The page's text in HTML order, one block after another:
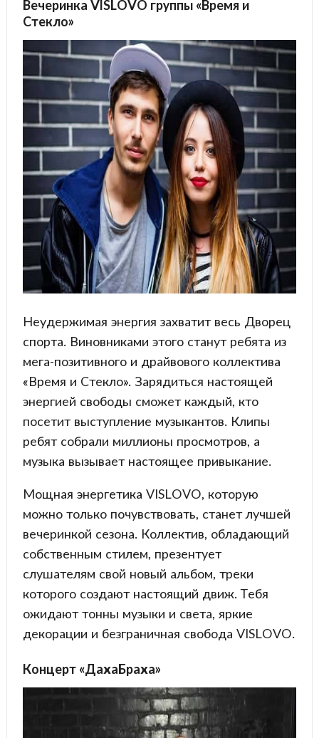
Вечеринка VISLOVO группы «Время и
Стекло»
Неудержимая энергия захватит весь Дворец
спорта. Виновниками этого станут ребята из
мега-позитивного и драйвового коллектива
«Время и Стекло». Зарядиться настоящей
энергией свободы сможет каждый, кто
посетит выступление музыкантов. Клипы
ребят собрали миллионы просмотров, а
музыка вызывает настоящее привыкание.
Мощная энергетика VISLOVO, которую
можно только почувствовать, станет лучшей
вечеринкой сезона. Коллектив, обладающий
собственным стилем, презентует
слушателям свой новый альбом, треки
которого создают настоящий движ. Тебя
ожидают тонны музыки и света, яркие
декорации и безграничная свобода VISLOVO.
Концерт «ДахаБраха»